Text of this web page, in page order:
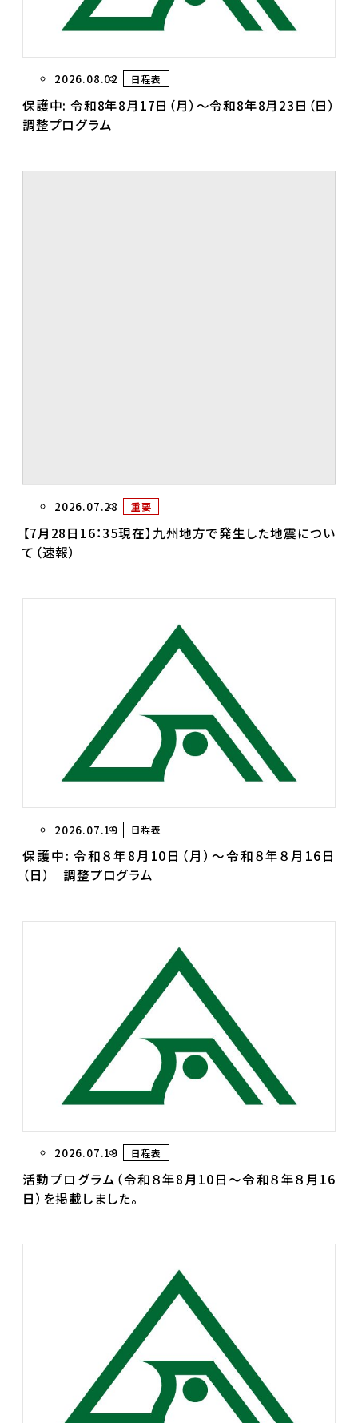
2026.08.02 日程表
保護中: 令和8年8月17日（月）～令和8年8月23日（日）
調整プログラム
2026.07.28 重要
【7月28日16：35現在】九州地方で発生した地震につい
て（速報）
2026.07.19 日程表
保護中: 令和８年8月10日（月）～令和８年８月16日
（日） 調整プログラム
2026.07.19 日程表
活動プログラム（令和８年8月10日～令和８年８月16
日）を掲載しました。